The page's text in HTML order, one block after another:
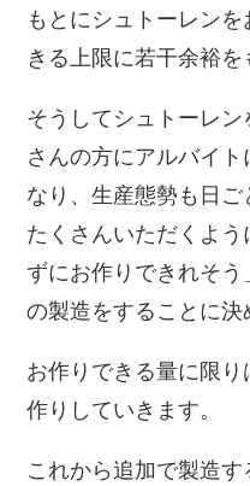
もとにシュトーレン
きる上限に若干余裕を
そうしてシュトーレ
さんの方にアルバイ
なり、生産態勢も日
たくさんいただくよ
ずにお作りできれそ
の製造をすることに決
お作りできる量に限
作りしていきます。
これから追加で製造